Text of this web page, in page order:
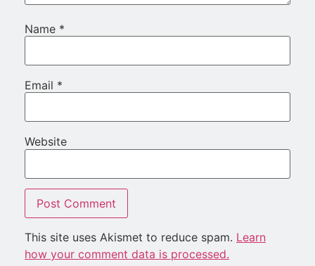
Name *
Email *
Website
This site uses Akismet to reduce spam. Learn
how your comment data is processed.